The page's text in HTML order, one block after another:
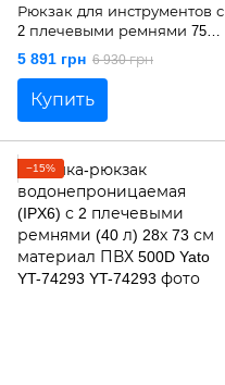
Рюкзак для инструментов с
2 плечевыми ремнями 75
карманов (385x200x485 мм)
из армированного
нейлона Yato YT-74283
5 891 грн 6 930 грн
Купить
−15%